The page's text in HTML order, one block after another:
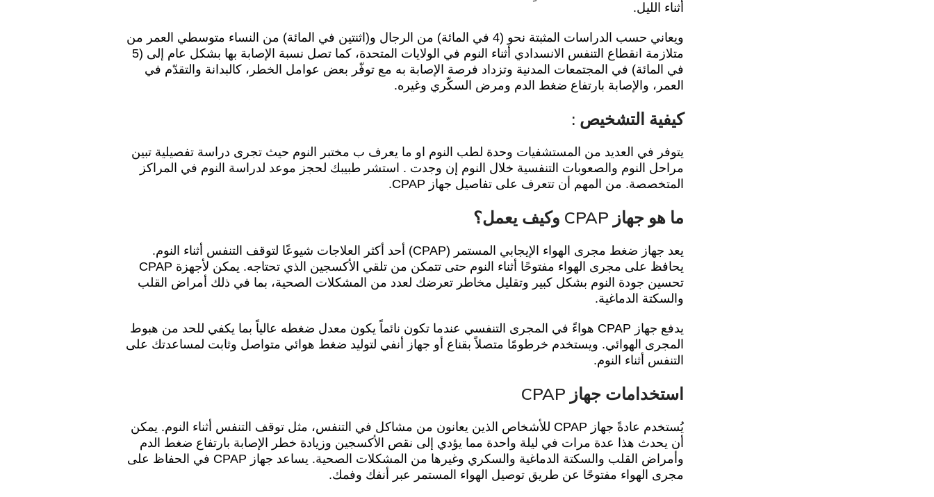
أثناء الليل.
ويعاني حسب الدراسات المثبتة نحو (4 في المائة) من الرجال و(اثنتين في المائة) من النساء متوسطي العمر من
متلازمة انقطاع التنفس الانسدادي أثناء النوم في الولايات المتحدة، كما تصل نسبة الإصابة بها بشكل عام إلى (5
في المائة) في المجتمعات المدنية وتزداد فرصة الإصابة به مع توفّر بعض عوامل الخطر، كالبدانة والتقدّم في
العمر، والإصابة بارتفاع ضغط الدم ومرض السكّري وغيره.
كيفية التشخيص :
يتوفر في العديد من المستشفيات وحدة لطب النوم او ما يعرف ب مختبر النوم حيث تجرى دراسة تفصيلية تبين
مراحل النوم والصعوبات التنفسية خلال النوم إن وجدت . استشر طبيبك لحجز موعد لدراسة النوم في المراكز
المتخصصة. من المهم أن تتعرف على تفاصيل جهاز CPAP.
ما هو جهاز CPAP وكيف يعمل؟
يعد جهاز ضغط مجرى الهواء الإيجابي المستمر (CPAP) أحد أكثر العلاجات شيوعًا لتوقف التنفس أثناء النوم.
يحافظ على مجرى الهواء مفتوحًا أثناء النوم حتى تتمكن من تلقي الأكسجين الذي تحتاجه. يمكن لأجهزة CPAP
تحسين جودة النوم بشكل كبير وتقليل مخاطر تعرضك لعدد من المشكلات الصحية، بما في ذلك أمراض القلب
والسكتة الدماغية.
يدفع جهاز CPAP هواءً في المجرى التنفسي عندما تكون نائماً يكون معدل ضغطه عالياً بما يكفي للحد من هبوط
المجرى الهوائي. ويستخدم خرطومًا متصلاً بقناع أو جهاز أنفي لتوليد ضغط هوائي متواصل وثابت لمساعدتك على
التنفس أثناء النوم.
استخدامات جهاز CPAP
يُستخدم عادةً جهاز CPAP للأشخاص الذين يعانون من مشاكل في التنفس، مثل توقف التنفس أثناء النوم. يمكن
أن يحدث هذا عدة مرات في ليلة واحدة مما يؤدي إلى نقص الأكسجين وزيادة خطر الإصابة بارتفاع ضغط الدم
وأمراض القلب والسكتة الدماغية والسكري وغيرها من المشكلات الصحية. يساعد جهاز CPAP في الحفاظ على
مجرى الهواء مفتوحًا عن طريق توصيل الهواء المستمر عبر أنفك وفمك.